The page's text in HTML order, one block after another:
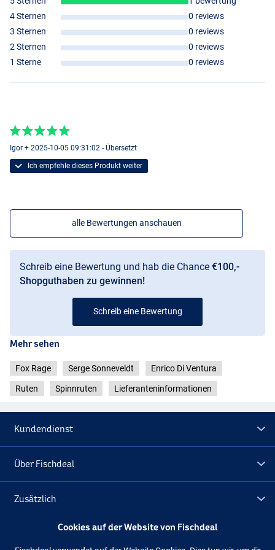
4 Sternen
0 reviews
3 Sternen
0 reviews
2 Sternen
0 reviews
1 Sterne
0 reviews
Igor + 2025-10-05 09:31:02 - Übersetzt
Ich empfehle dieses Produkt weiter
alle Bewertungen anschauen
Schreib eine Bewertung und hab die Chance €100,-
Shopguthaben zu gewinnen!
Schreib eine Bewertung
Mehr sehen
Fox Rage Serge Sonneveldt Enrico Di Ventura
Ruten Spinnruten Lieferanteninformationen
Kundendienst
Über Fischdeal
Zusätzlich
Lagerräumung
Cookies auf der Website von Fischdeal